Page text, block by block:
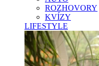
ROZHOVORY
KVÍZY
LIFESTYLE